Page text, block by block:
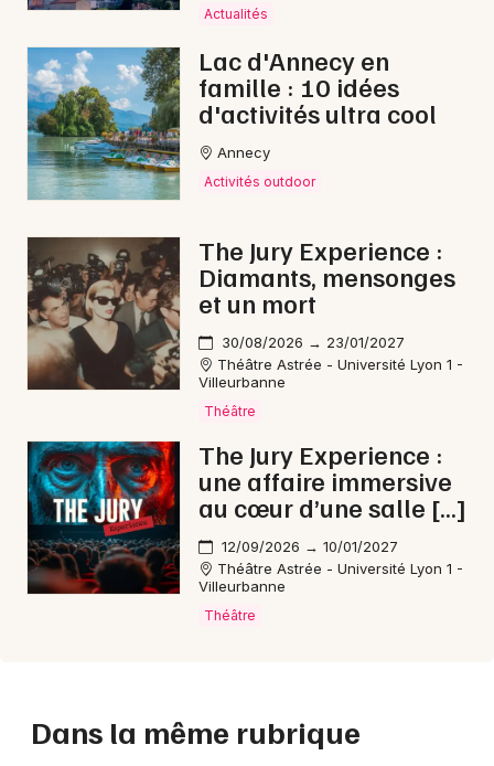
Actualités
Lac d'Annecy en
famille : 10 idées
d'activités ultra cool
Annecy
Activités outdoor
The Jury Experience :
Diamants, mensonges
et un mort
30/08/2026 → 23/01/2027
Théâtre Astrée - Université Lyon 1 -
Villeurbanne
Théâtre
The Jury Experience :
une affaire immersive
au cœur d’une salle […]
12/09/2026 → 10/01/2027
Théâtre Astrée - Université Lyon 1 -
Villeurbanne
Théâtre
Dans la même rubrique